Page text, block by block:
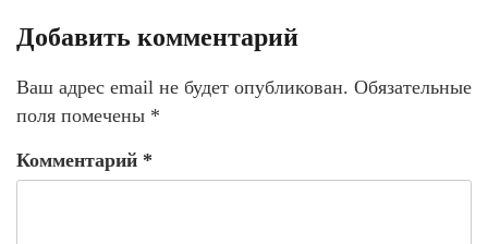
Добавить комментарий
Ваш адрес email не будет опубликован. Обязательные
поля помечены *
Комментарий *